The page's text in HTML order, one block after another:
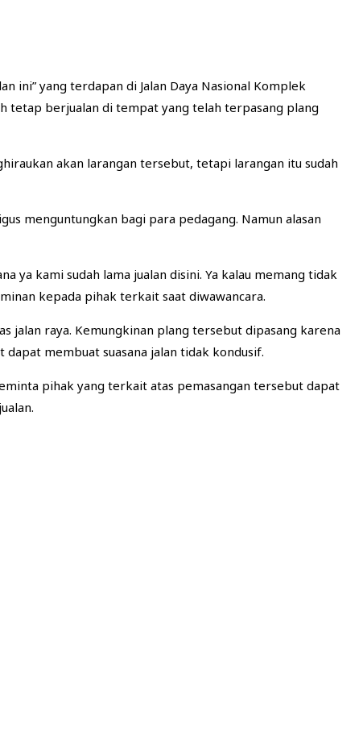
ini” yang terdapan di Jalan Daya Nasional Komplek
tetap berjualan di tempat yang telah terpasang plang
akan larangan tersebut, tetapi larangan itu sudah
menguntungkan bagi para pedagang. Namun alasan
kami sudah lama jualan disini. Ya kalau memang tidak
kepada pihak terkait saat diwawancara.
jalan raya. Kemungkinan plang tersebut dipasang karena
membuat suasana jalan tidak kondusif.
pihak yang terkait atas pemasangan tersebut dapat